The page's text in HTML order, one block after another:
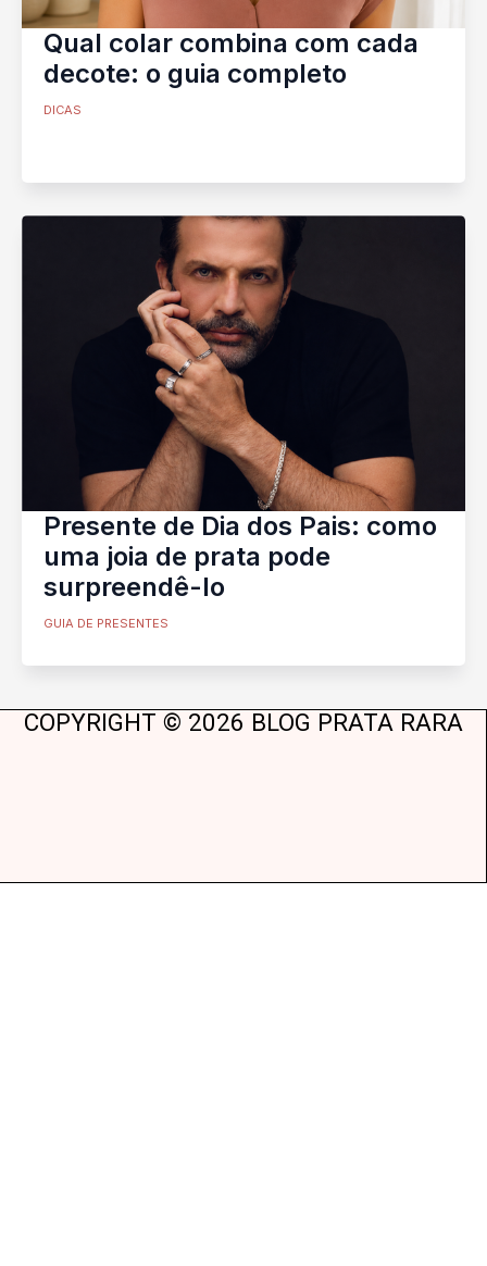
Qual colar combina com cada
decote: o guia completo
DICAS
Presente de Dia dos Pais: como
uma joia de prata pode
surpreendê-lo
GUIA DE PRESENTES
COPYRIGHT © 2026 BLOG PRATA RARA